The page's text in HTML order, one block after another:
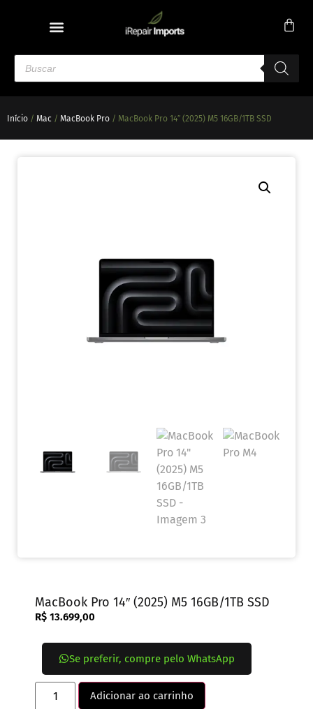
Início / Mac / MacBook Pro / MacBook Pro 14″ (2025) M5 16GB/1TB SSD
MacBook Pro 14″ (2025) M5 16GB/1TB SSD
R$ 13.699,00
Se preferir, compre pelo WhatsApp
Adicionar ao carrinho